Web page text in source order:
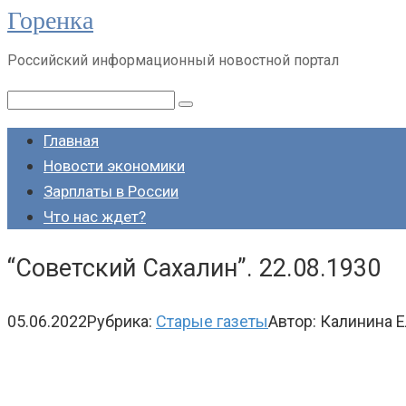
Перейти
контенту
Горенка
Российский информационный новостной портал
Поиск:
Главная
Новости экономики
Зарплаты в России
Что нас ждет?
“Советский Сахалин”. 22.08.1930
05.06.2022Рубрика: Старые газетыАвтор: Калинина